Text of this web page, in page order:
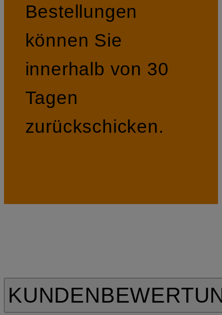
Bestellungen
können Sie
innerhalb von 30
Tagen
zurückschicken.